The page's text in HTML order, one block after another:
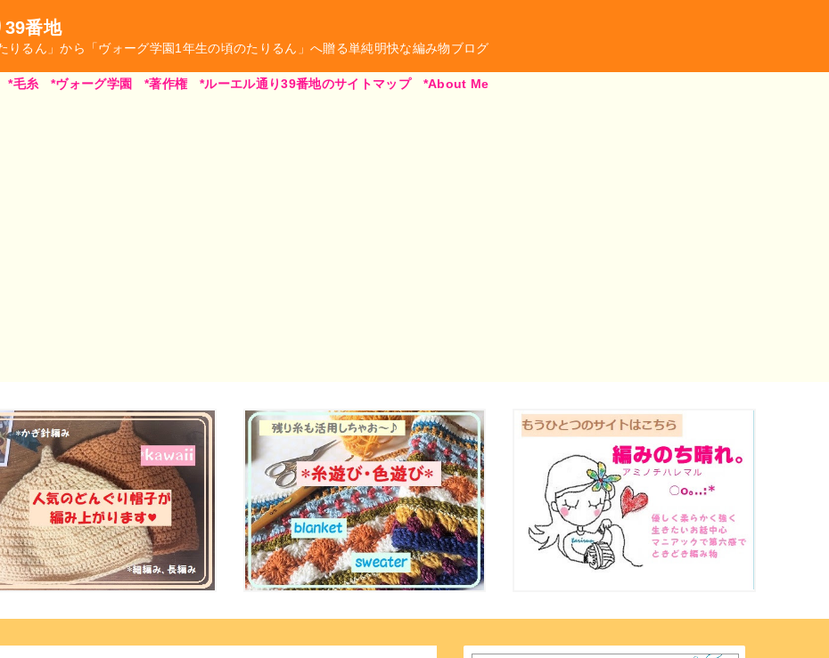
39番地
りるん」から「ヴォーグ学園1年生の頃のたりるん」へ贈る単純明快な編み物ブログ
*毛糸 *ヴォーグ学園 *著作権 *ルーエル通り39番地のサイトマップ *About Me